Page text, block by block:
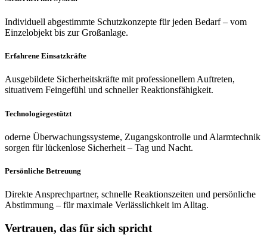
Individuell abgestimmte Schutzkonzepte für jeden Bedarf – vom
Einzelobjekt bis zur Großanlage.
Erfahrene Einsatzkräfte
Ausgebildete Sicherheitskräfte mit professionellem Auftreten,
situativem Feingefühl und schneller Reaktionsfähigkeit.
Technologiegestützt
oderne Überwachungssysteme, Zugangskontrolle und Alarmtechnik
sorgen für lückenlose Sicherheit – Tag und Nacht.
Persönliche Betreuung
Direkte Ansprechpartner, schnelle Reaktionszeiten und persönliche
Abstimmung – für maximale Verlässlichkeit im Alltag.
Vertrauen, das für sich spricht